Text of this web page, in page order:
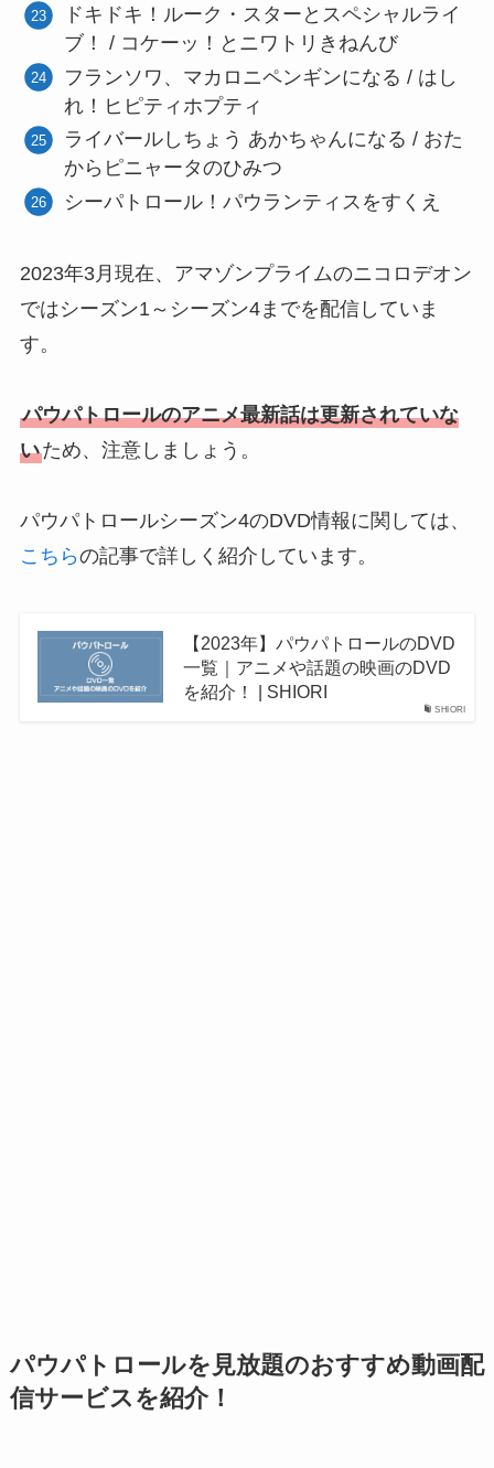
ドキドキ！ルーク・スターとスペシャルライ
ブ！ / コケーッ！とニワトリきねんび
フランソワ、マカロニペンギンになる / はし
れ！ヒピティホプティ
ライバールしちょう あかちゃんになる / おた
からピニャータのひみつ
シーパトロール！パウランティスをすくえ
2023年3月現在、アマゾンプライムのニコロデオン
ではシーズン1～シーズン4までを配信していま
す。
パウパトロールのアニメ最新話は更新されていな
いため、注意しましょう。
パウパトロールシーズン4のDVD情報に関しては、
こちらの記事で詳しく紹介しています。
SHIORI
【2023年】パウパトロールのDVD
一覧｜アニメや話題の映画のDVD
を紹介！ | SHIORI
パウパトロールを見放題のおすすめ動画配
信サービスを紹介！